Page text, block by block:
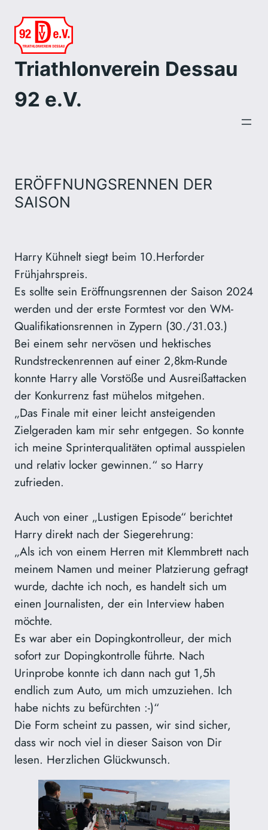
Zum
Inhalt
springen
Triathlonverein Dessau
92 e.V.
ERÖFFNUNGSRENNEN DER
SAISON
Harry Kühnelt siegt beim 10.Herforder
Frühjahrspreis.
Es sollte sein Eröffnungsrennen der Saison 2024
werden und der erste Formtest vor den WM-
Qualifikationsrennen in Zypern (30./31.03.)
Bei einem sehr nervösen und hektisches
Rundstreckenrennen auf einer 2,8km-Runde
konnte Harry alle Vorstöße und Ausreißattacken
der Konkurrenz fast mühelos mitgehen.
„Das Finale mit einer leicht ansteigenden
Zielgeraden kam mir sehr entgegen. So konnte
ich meine Sprinterqualitäten optimal ausspielen
und relativ locker gewinnen.“ so Harry
zufrieden.
Auch von einer „Lustigen Episode“ berichtet
Harry direkt nach der Siegerehrung:
„Als ich von einem Herren mit Klemmbrett nach
meinem Namen und meiner Platzierung gefragt
wurde, dachte ich noch, es handelt sich um
einen Journalisten, der ein Interview haben
möchte.
Es war aber ein Dopingkontrolleur, der mich
sofort zur Dopingkontrolle führte. Nach
Urinprobe konnte ich dann nach gut 1,5h
endlich zum Auto, um mich umzuziehen. Ich
habe nichts zu befürchten :-)“
Die Form scheint zu passen, wir sind sicher,
dass wir noch viel in dieser Saison von Dir
lesen. Herzlichen Glückwunsch.